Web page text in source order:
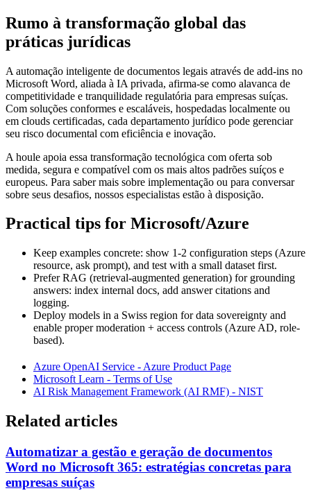
Rumo à transformação global das
práticas jurídicas
A automação inteligente de documentos legais através de add-ins no
Microsoft Word, aliada à IA privada, afirma-se como alavanca de
competitividade e tranquilidade regulatória para empresas suíças.
Com soluções conformes e escaláveis, hospedadas localmente ou
em clouds certificadas, cada departamento jurídico pode gerenciar
seu risco documental com eficiência e inovação.
A houle apoia essa transformação tecnológica com oferta sob
medida, segura e compatível com os mais altos padrões suíços e
europeus. Para saber mais sobre implementação ou para conversar
sobre seus desafios, nossos especialistas estão à disposição.
Practical tips for Microsoft/Azure
Keep examples concrete: show 1-2 configuration steps (Azure
resource, ask prompt), and test with a small dataset first.
Prefer RAG (retrieval-augmented generation) for grounding
answers: index internal docs, add answer citations and
logging.
Deploy models in a Swiss region for data sovereignty and
enable proper moderation + access controls (Azure AD, role-
based).
Azure OpenAI Service - Azure Product Page
Microsoft Learn - Terms of Use
AI Risk Management Framework (AI RMF) - NIST
Related articles
Automatizar a gestão e geração de documentos
Word no Microsoft 365: estratégias concretas para
empresas suíças